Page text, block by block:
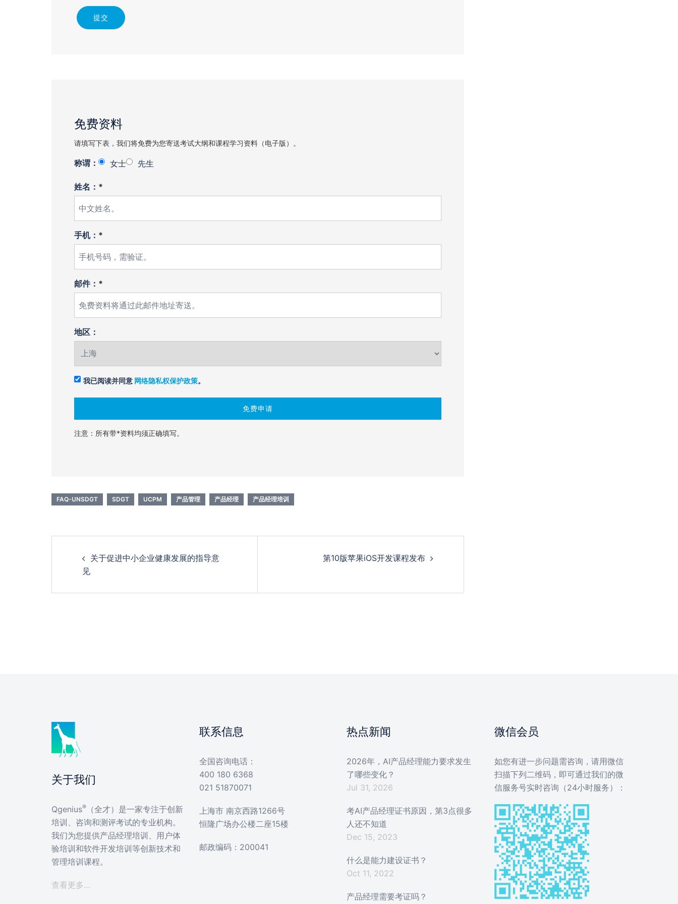
提交
免费资料
请填写下表，我们将免费为您寄送考试大纲和课程学习资料（电子版）。
称谓： 女士 先生
姓名：*
手机：*
邮件：*
地区：
我已阅读并同意 网络隐私权保护政策。
注意：所有带*资料均须正确填写。
FAQ-UNSDGT SDGT UCPM 产品管理 产品经理 产品经理培训
navigation
关于促进中小企业健康发展的指导意
见
第10版苹果iOS开发课程发布
关于我们
Qgenius®
（全才）是一家专注于创新
培训、咨询和测评考试的专业机构。
我们为您提供产品经理培训、用户体
验培训和软件开发培训等创新技术和
管理培训课程。
查看更多…
联系信息
全国咨询电话：
400 180 6368
021 51870071
上海市 南京西路1266号
恒隆广场办公楼二座15楼
邮政编码：200041
热点新闻
2026年，AI产品经理能力要求发生
了哪些变化？
Jul 31, 2026
考AI产品经理证书原因，第3点很多
人还不知道
Dec 15, 2023
什么是能力建设证书？
Oct 11, 2022
产品经理需要考证吗？
微信会员
如您有进一步问题需咨询，请用微信
扫描下列二维码，即可通过我们的微
信服务号实时咨询（24小时服务）：